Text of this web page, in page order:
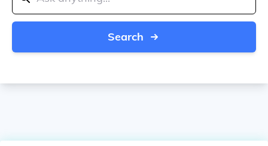
Search